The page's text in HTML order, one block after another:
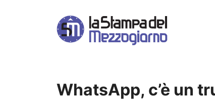
WhatsApp, c’è un